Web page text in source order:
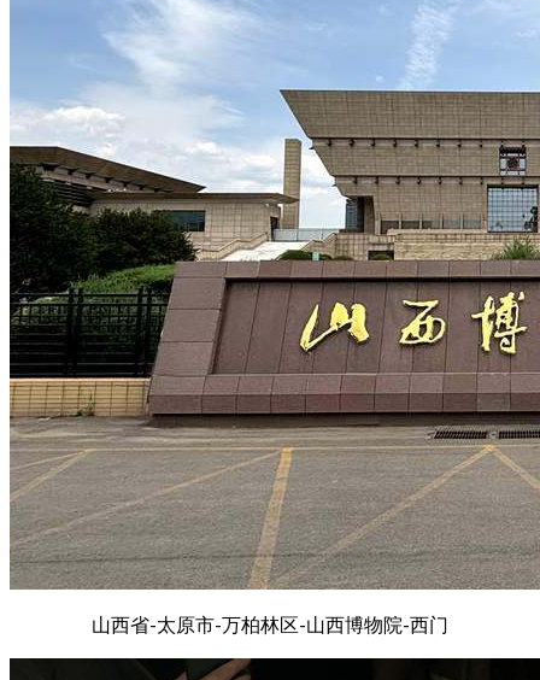
山西省-太原市-万柏林区-山西博物院-西门